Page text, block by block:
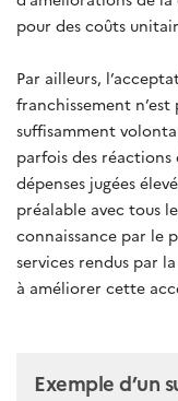
pour des coûts
Par ailleurs,
franchissement
suffisamment
parfois des
dépenses jugées
préalable avec tous
connaissance par le
services rendus par
à améliorer cette
Exemple d’un